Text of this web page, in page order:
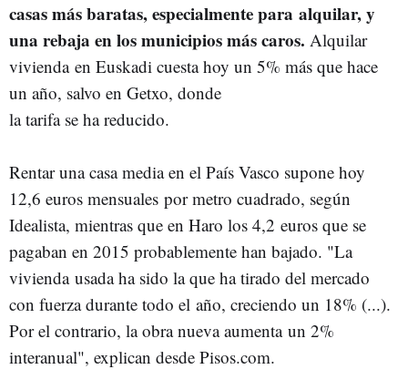
casas más baratas, especialmente para alquilar, y
una rebaja en los municipios más caros. Alquilar
vivienda en Euskadi cuesta hoy un 5% más que hace
un año, salvo en Getxo, donde
la tarifa se ha reducido.
Rentar una casa media en el País Vasco supone hoy
12,6 euros mensuales por metro cuadrado, según
Idealista, mientras que en Haro los 4,2 euros que se
pagaban en 2015 probablemente han bajado. "La
vivienda usada ha sido la que ha tirado del mercado
con fuerza durante todo el año, creciendo un 18% (...).
Por el contrario, la obra nueva aumenta un 2%
interanual", explican desde Pisos.com.